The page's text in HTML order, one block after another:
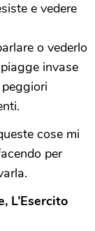
e vedere
o vederlo
invase
cose mi
per
L’Esercito